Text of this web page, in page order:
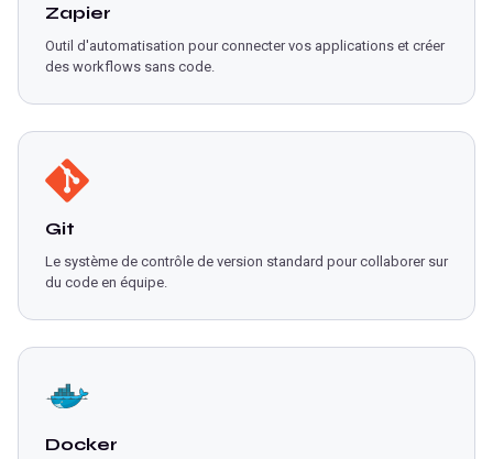
Zapier
Outil d'automatisation pour connecter vos applications et créer
des workflows sans code.
Git
Le système de contrôle de version standard pour collaborer sur
du code en équipe.
Docker